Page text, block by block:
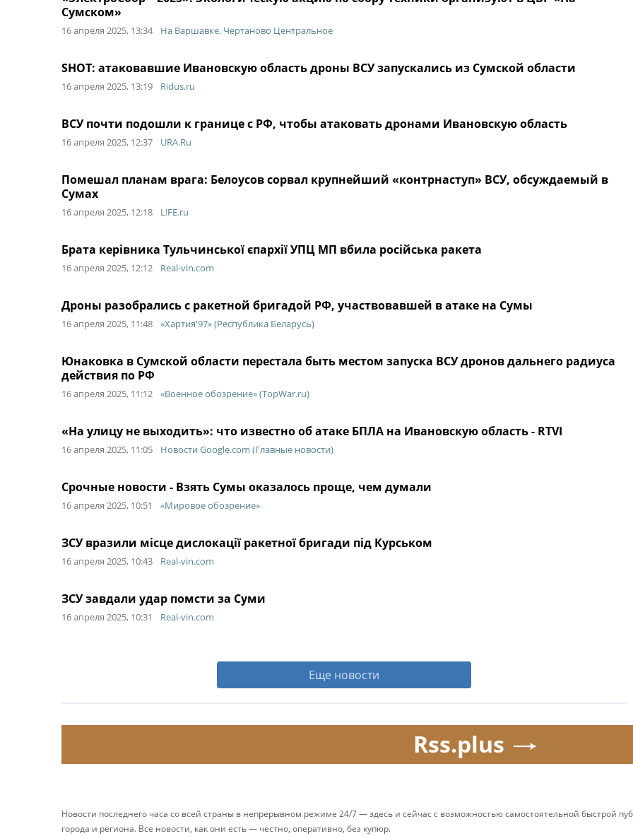
Сумском»
16 апреля 2025, 13:34 На Варшавке. Чертаново Центральное
SHOT: атаковавшие Ивановскую область дроны ВСУ запускались из Сумской области
16 апреля 2025, 13:19 Ridus.ru
ВСУ почти подошли к границе с РФ, чтобы атаковать дронами Ивановскую область
16 апреля 2025, 12:37 URA.Ru
Помешал планам врага: Белоусов сорвал крупнейший «контрнаступ» ВСУ, обсуждаемый в
Сумах
16 апреля 2025, 12:18 L!FE.ru
Брата керівника Тульчинської єпархії УПЦ МП вбила російська ракета
16 апреля 2025, 12:12 Real-vin.com
Дроны разобрались с ракетной бригадой РФ, участвовавшей в атаке на Сумы
16 апреля 2025, 11:48 «Хартия'97» (Республика Беларусь)
Юнаковка в Сумской области перестала быть местом запуска ВСУ дронов дальнего радиуса
действия по РФ
16 апреля 2025, 11:12 «Военное обозрение» (TopWar.ru)
«На улицу не выходить»: что известно об атаке БПЛА на Ивановскую область - RTVI
16 апреля 2025, 11:05 Новости Google.com (Главные новости)
Срочные новости - Взять Сумы оказалось проще, чем думали
16 апреля 2025, 10:51 «Мировое обозрение»
ЗСУ вразили місце дислокації ракетної бригади під Курськом
16 апреля 2025, 10:43 Real-vin.com
ЗСУ завдали удар помсти за Суми
16 апреля 2025, 10:31 Real-vin.com
Еще новости
Rss.plus
Новости последнего часа со всей страны в непрерывном режиме 24/7 — здесь и сейчас с возможностью самостоятельной быстрой
города и региона. Все новости, как они есть — честно, оперативно, без купюр.